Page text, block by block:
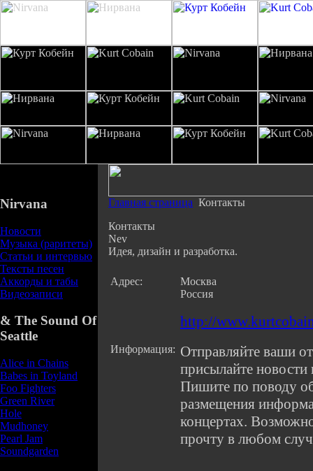
Nirvana
Новости
Музыка (раритеты)
Статьи и интервью
Тексты песен
Аккорды и табы
Видеозаписи
& The Sound Of
Seattle
Alice in Chains
Babes in Toyland
Foo Fighters
Green River
Hole
Mudhoney
Pearl Jam
Soundgarden
Главная страница Контакты
Контакты
Nev
Идея, дизайн и разработка.
Адрес:
Москва
Россия
http://
Информация: Отправляйте ваши
присылайте новости
Пишите по поводу
размещения
концертах.
прочту в любом